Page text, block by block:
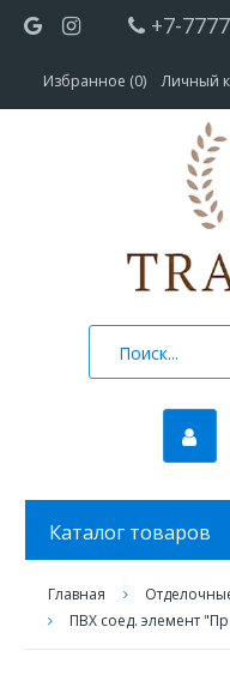
+7-
Избранное (0) Личный
Каталог товаров
Главная
ПВХ соед. элемент